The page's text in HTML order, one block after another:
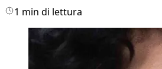
1 min di lettura